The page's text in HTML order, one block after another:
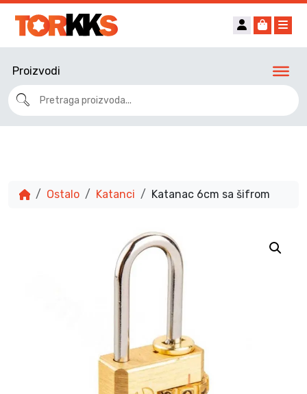
Account
Cart
Proizvodi
Ostalo Katanci Katanac 6cm sa šifrom